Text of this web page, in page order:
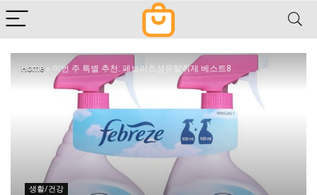
Home » 이번 주 특별 추천: 페브리즈섬유탈취제 베스트8
생활/건강